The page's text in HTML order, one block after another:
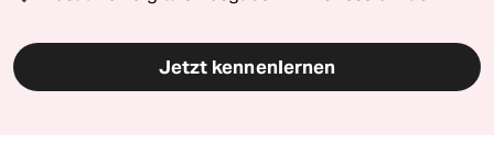
Jetzt kennenlernen